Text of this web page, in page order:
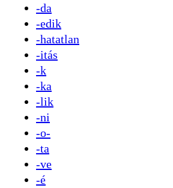
-da
-edik
-hatatlan
-itás
-k
-ka
-lik
-ni
-o-
-ta
-ve
-é